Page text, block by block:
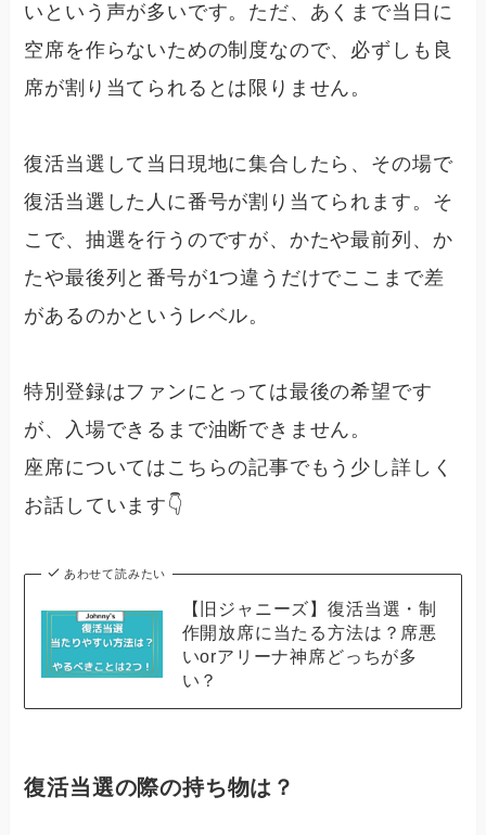
いという声が多いです。ただ、あくまで当日に
空席を作らないための制度なので、必ずしも良
席が割り当てられるとは限りません。
復活当選して当日現地に集合したら、その場で
復活当選した人に番号が割り当てられます。そ
こで、抽選を行うのですが、かたや最前列、か
たや最後列と番号が1つ違うだけでここまで差
があるのかというレベル。
特別登録はファンにとっては最後の希望です
が、入場できるまで油断できません。
座席についてはこちらの記事でもう少し詳しく
お話しています👇
あわせて読みたい
【旧ジャニーズ】復活当選・制
作開放席に当たる方法は？席悪
いorアリーナ神席どっちが多
い？
復活当選の際の持ち物は？